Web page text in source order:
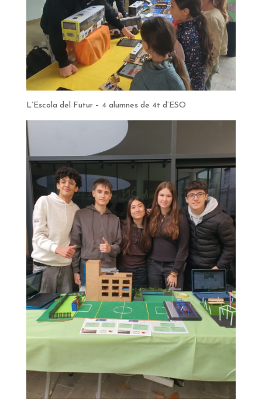
L’Escola del Futur – 4 alumnes de 4t d’ESO